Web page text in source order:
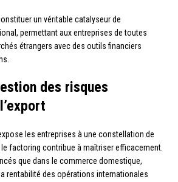
un véritable catalyseur de
permettant aux entreprises de toutes
étrangers avec des outils financiers
des risques
les entreprises à une constellation de
factoring contribue à maîtriser efficacement.
que dans le commerce domestique,
rentabilité des opérations internationales